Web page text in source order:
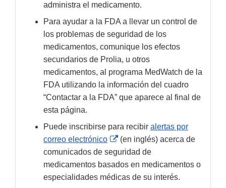
administra el medicamento.
Para ayudar a la FDA a llevar un control de
los problemas de seguridad de los
medicamentos, comunique los efectos
secundarios de Prolia, u otros
medicamentos, al programa MedWatch de la
FDA utilizando la información del cuadro
“Contactar a la FDA” que aparece al final de
esta página.
Puede inscribirse para recibir alertas por
correo electrónico
External
Link
Disclaimer
(en inglés) acerca de
comunicados de seguridad de
medicamentos basados en medicamentos o
especialidades médicas de su interés.